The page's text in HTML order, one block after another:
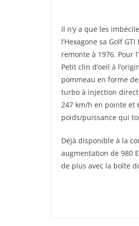
Il n’y a que les
l’Hexagone sa Golf
remonte à 1976. Pour
Petit clin d’oeil à
pommeau en forme
turbo à injection
247 km/h en pointe et
poids/puissance qui
Déjà disponible à la
augmentation de 980
de plus avec la boîte